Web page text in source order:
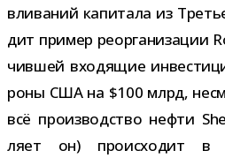
вли­ва­ний капи­тала из
дит при­мер реор­га­ни­за­ции
чив­шей вхо­дя­щие
роны США на $100 млрд,
всё про­из­вод­ство нефти
ляет он) про­ис­хо­дит в